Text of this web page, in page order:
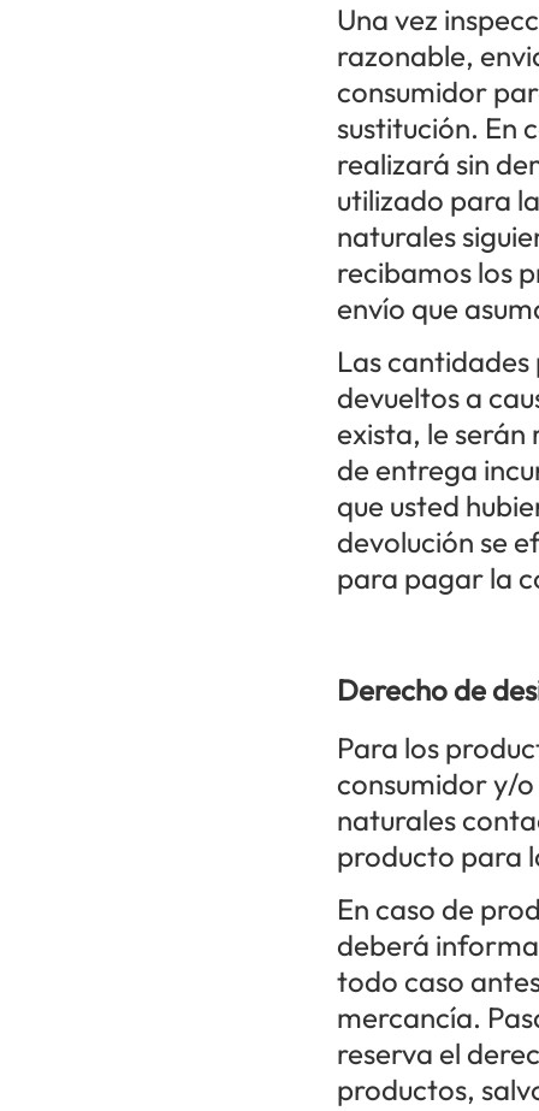
Una vez
razonable,
consumidor
sustitución. En
realizará sin
utilizado para
naturales
recibamos los
envío que
Las
devueltos a
exista, le serán
de entrega
que usted
devolución se
para pagar la
Derecho de
Para los
consumidor y/o
naturales
producto para
En caso de
deberá
todo caso
mercancía.
reserva el
productos,